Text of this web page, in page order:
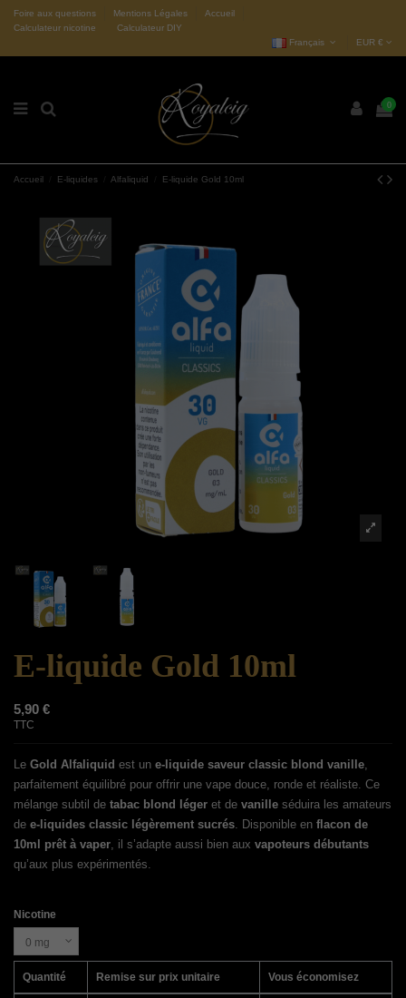
Foire aux questions Mentions Légales
Accueil
Calculateur nicotine
Calculateur DIY
Français
EUR €
0
Accueil E-liquides Alfaliquid E-liquide Gold 10ml
E-liquide Gold 10ml
5,90 €
TTC
Le Gold Alfaliquid est un e-liquide saveur classic blond vanille,
parfaitement équilibré pour offrir une vape douce, ronde et réaliste. Ce
mélange subtil de tabac blond léger et de vanille séduira les amateurs
de e-liquides classic légèrement sucrés. Disponible en flacon de
10ml prêt à vaper, il s’adapte aussi bien aux vapoteurs débutants
qu’aux plus expérimentés.
Nicotine
Quantité Remise sur prix unitaire Vous économisez